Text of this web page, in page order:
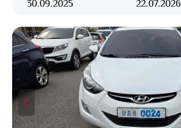
30.09.2025 22.07.2026